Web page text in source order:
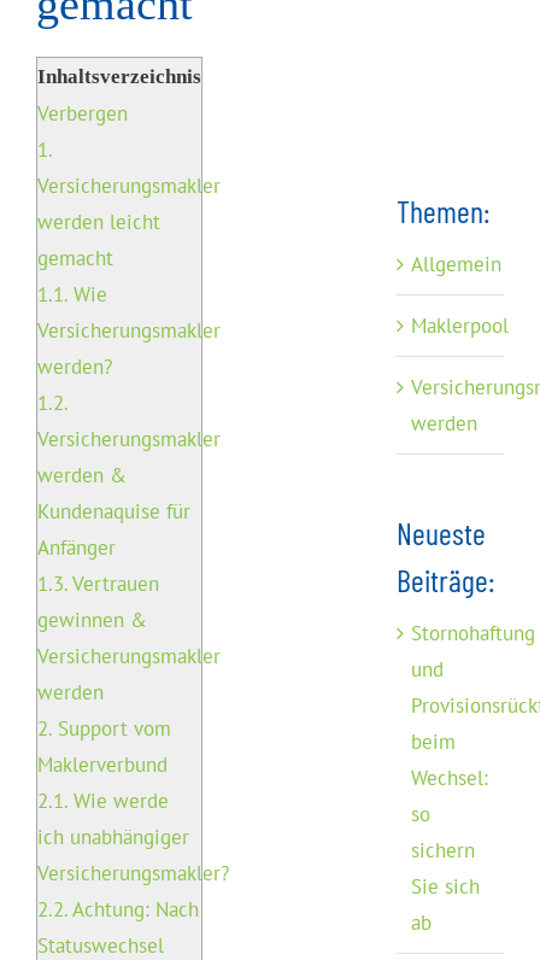
Inhaltsverzeichnis
Verbergen
1.
Versicherungsmakler
werden leicht
gemacht
1.1. Wie
Versicherungsmakler
werden?
1.2.
Versicherungsmakler
werden &
Kundenaquise für
Anfänger
1.3.Vertrauen
gewinnen &
Versicherungsmakler
werden
2. Support vom
Maklerverbund
2.1. Wie werde
ich unabhängiger
Versicherungsmakler?
2.2.Achtung: Nach
Statuswechsel
Themen:
Allgemein
Maklerpool
werden
Neueste
Beiträge:
Stornohaftung
und
beim
Wechsel:
so
sichern
Sie sich
ab